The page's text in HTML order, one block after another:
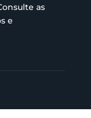
as
e